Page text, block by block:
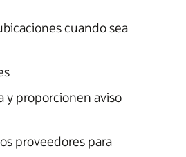
cuando sea
y proporcionen aviso
proveedores para